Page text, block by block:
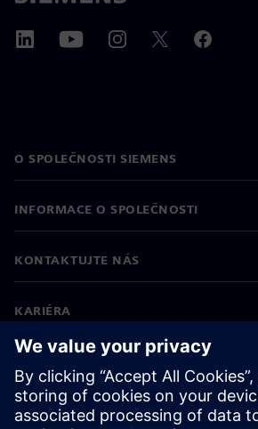
O SPOLEČNOSTI SIEMENS
INFORMACE O SPOLEČNOSTI
KONTAKTUJTE NÁS
KARIÉRA
©Siemens 2026
Informace o firmě